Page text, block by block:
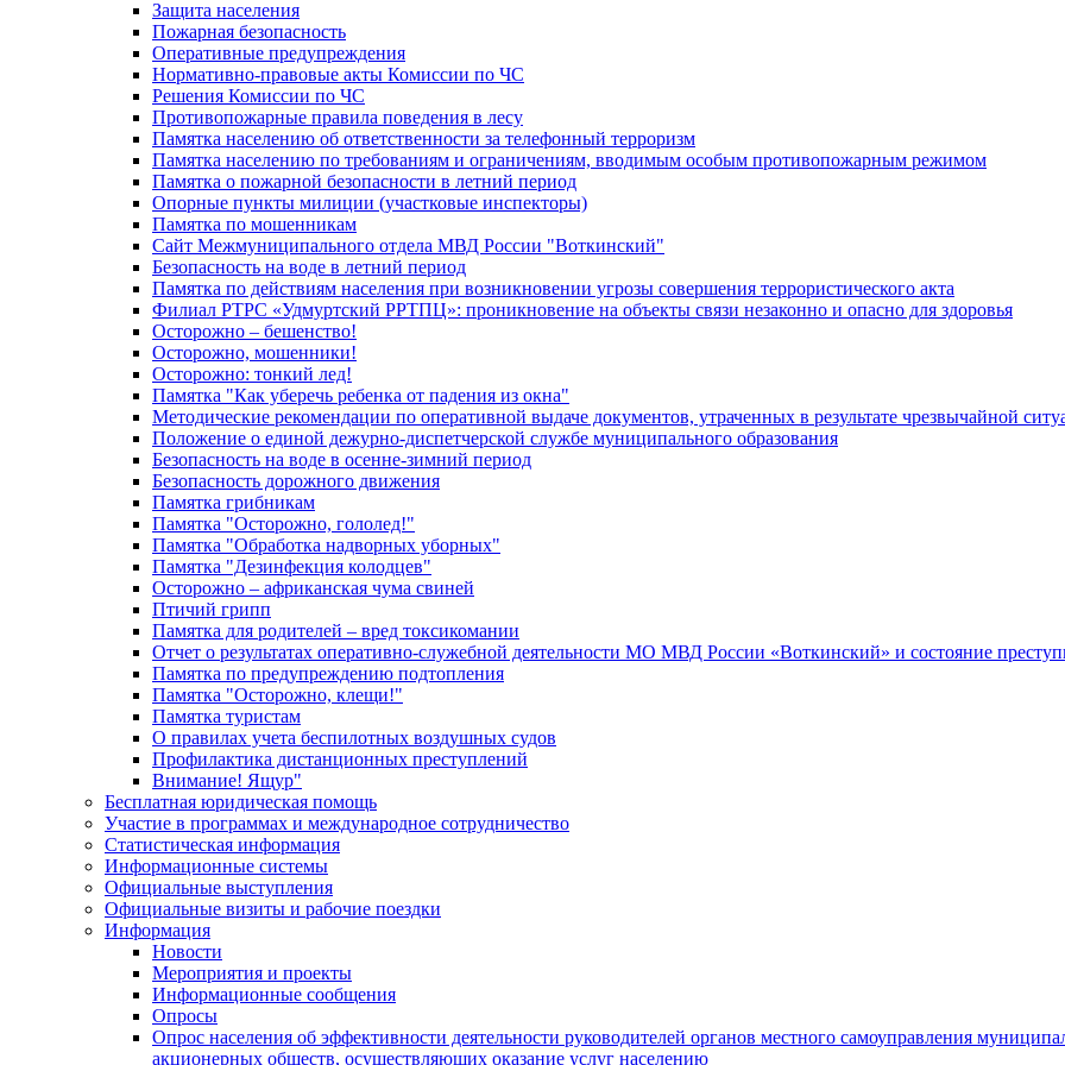
Защита населения
Пожарная безопасность
Оперативные предупреждения
Нормативно-правовые акты Комиссии по ЧС
Решения Комиссии по ЧС
Противопожарные правила поведения в лесу
Памятка населению об ответственности за телефонный терроризм
Памятка населению по требованиям и ограничениям, вводимым особым противопожарным режимом
Памятка о пожарной безопасности в летний период
Опорные пункты милиции (участковые инспекторы)
Памятка по мошенникам
Сайт Межмуниципального отдела МВД России "Воткинский"
Безопасность на воде в летний период
Памятка по действиям населения при возникновении угрозы совершения террористического акта
Филиал РТРС «Удмуртский РРТПЦ»: проникновение на объекты связи незаконно и опасно для здоровья
Осторожно – бешенство!
Осторожно, мошенники!
Осторожно: тонкий лед!
Памятка "Как уберечь ребенка от падения из окна"
Методические рекомендации по оперативной выдаче документов, утраченных в результате чрезвычайной
Положение о единой дежурно-диспетчерской службе муниципального образования
Безопасность на воде в осенне-зимний период
Безопасность дорожного движения
Памятка грибникам
Памятка "Осторожно, гололед!"
Памятка "Обработка надворных уборных"
Памятка "Дезинфекция колодцев"
Осторожно – африканская чума свиней
Птичий грипп
Памятка для родителей – вред токсикомании
Отчет о результатах оперативно-служебной деятельности МО МВД России «Воткинский» и состояние
Памятка по предупреждению подтопления
Памятка "Осторожно, клещи!"
Памятка туристам
О правилах учета беспилотных воздушных судов
Профилактика дистанционных преступлений
Внимание! Ящур"
Бесплатная юридическая помощь
Участие в программах и международное сотрудничество
Статистическая информация
Информационные системы
Официальные выступления
Официальные визиты и рабочие поездки
Информация
Новости
Мероприятия и проекты
Информационные сообщения
Опросы
Опрос населения об эффективности деятельности руководителей органов местного самоуправления
акционерных обществ, осуществляющих оказание услуг населению